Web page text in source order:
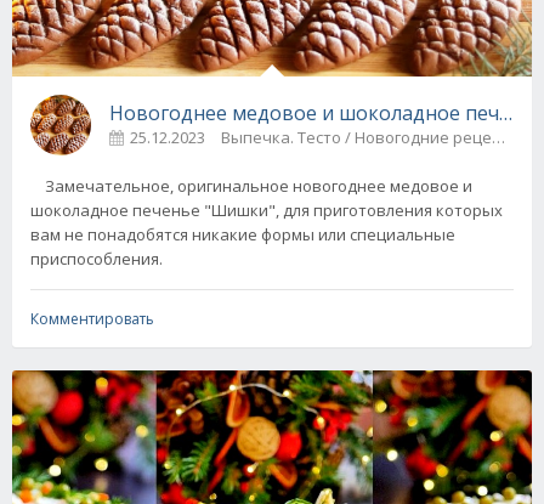
Новогоднее медовое и шоколадное
25.12.2023 Выпечка. Тесто / Новогодние рецепты
Замечательное, оригинальное новогоднее медовое и
шоколадное печенье "Шишки", для приготовления которых
вам не понадобятся никакие формы или специальные
приспособления.
Комментировать